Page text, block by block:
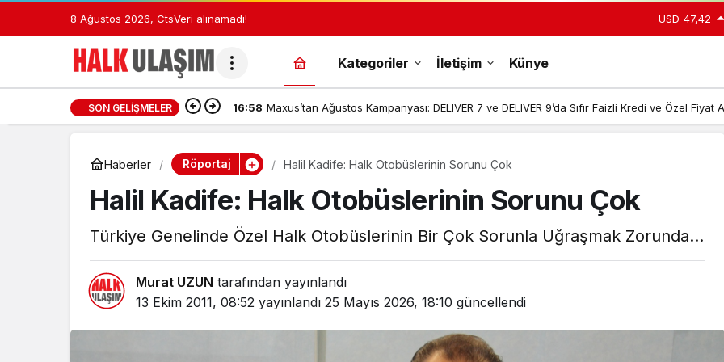
8 Ağustos 2026, CtsVeri alınamadı! USD 47,42
Kategoriler İletişim Künye
Gündüz modunu seçin.
Gece modunu seçin.
Sistem modunu seçin.
SON GELIŞMELER 16:58 Maxus’tan Ağustos Kampanyası: DELIVER 7 ve DELIVER 9’da Sıfır Faizli Kredi ve Özel Fiyat
Haberler Röportaj Halil Kadife: Halk Otobüslerinin Sorunu Çok
Halil Kadife: Halk Otobüslerinin Sorunu Çok
Türkiye Genelinde Özel Halk Otobüslerinin Bir Çok Sorunla Uğraşmak Zorunda...
Murat UZUN tarafından yayınlandı
13 Ekim 2011, 08:52 yayınlandı 25 Mayıs 2026, 18:10 güncellendi